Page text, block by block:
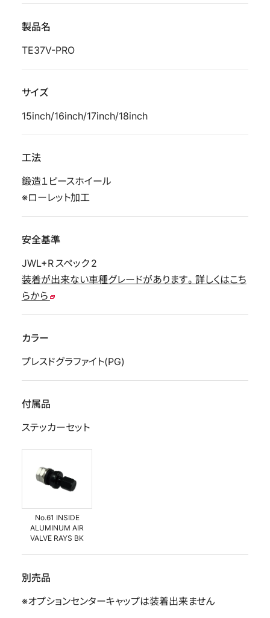
製品名
TE37V-PRO
サイズ
15inch/16inch/17inch/18inch
工法
鍛造１ピースホイール
※ローレット加工
安全基準
JWL+R スペック 2
装着が出来ない車種グレードがあります。詳しくはこち
らから
カラー
プレスドグラファイト(PG)
付属品
ステッカーセット
No.61 INSIDE
ALUMINUM AIR
VALVE RAYS BK
別売品
※オプションセンターキャップは装着出来ません